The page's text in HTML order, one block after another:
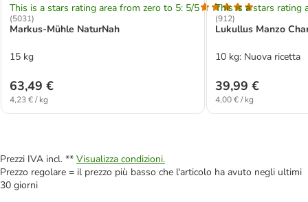
This is a stars rating area from zero to 5: 5/5
(5031)
Markus-Mühle NaturNah
15 kg
63,49 €
4,23 € / kg
This is a stars rating
(912)
Lukullus Manzo
10 kg: Nuova ricetta
39,99 €
4,00 € / kg
Prezzi IVA incl. ** Visualizza condizioni.
Prezzo regolare = il prezzo più basso che l'articolo ha avuto negli ultimi
30 giorni